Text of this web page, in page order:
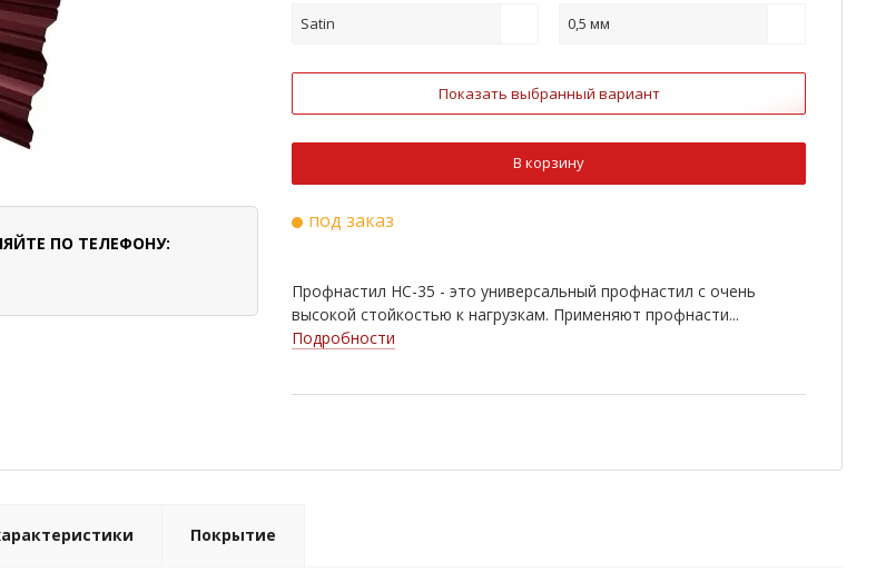
ПО ТЕЛЕФОНУ:
Ral 2004 Ral 3003
Ral 5002 Ral 5021 Ral 6002
Ral 7005 Ral 1014 Ral 1018
RR 33
Ral 9006 Golden Dub Cherry Wood
Satin 0,5 мм
Показать выбранный вариант
В корзину
под заказ
Профнастил НС-35 - это универсальный профнастил с очень
высокой стойкостью к нагрузкам. Применяют профнасти...
Подробности
Покрытие